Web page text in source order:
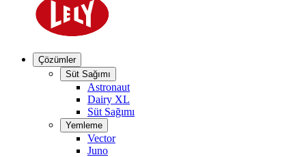
Çözümler
Süt Sağımı
Astronaut
Dairy XL
Süt Sağımı
Yemleme
Vector
Juno